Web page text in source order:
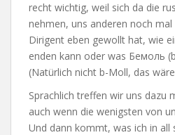
recht wichtig, weil sich da die
nehmen, uns anderen noch
Dirigent eben gewollt hat, wie
enden kann oder was Бемоль
(Natürlich nicht b-Moll, das
Sprachlich treffen wir uns dazu
auch wenn die wenigsten von
Und dann kommt, was ich in all